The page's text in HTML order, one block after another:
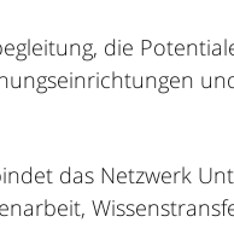
die
das Netzwerk